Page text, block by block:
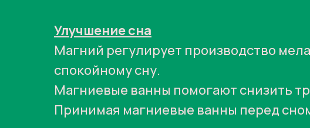
Улучшение сна
Магний регулирует производство
спокойному сну.
Магниевые ванны помогают снизить
Принимая магниевые ванны перед